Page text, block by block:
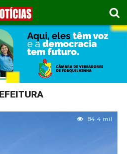
84.4 mil